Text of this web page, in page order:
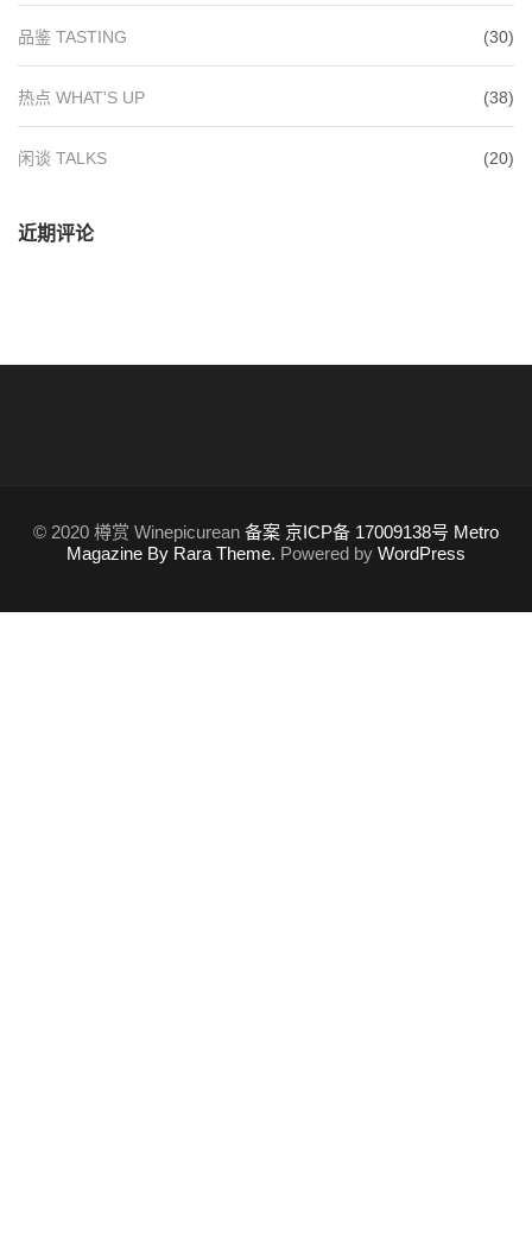
品鉴 TASTING (30)
热点 WHAT'S UP (38)
闲谈 TALKS (20)
近期评论
© 2020 樽赏 Winepicurean 备案 京ICP备 17009138号 Metro
Magazine By Rara Theme. Powered by WordPress